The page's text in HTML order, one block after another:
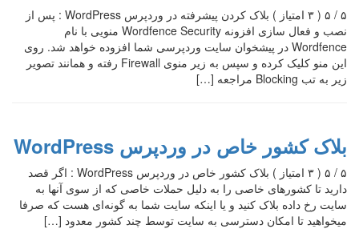
۵ / ۵ ( ۳ امتیاز ) بلاک کردن پیشرفته در وردپرس WordPress : پس از
نصب و فعال سازی افزونه Wordfence Security منویی با نام
Wordfence در پیشخوان سایت وردپرسی شما افزوده خواهد شد. روی
این منو کلیک کرده و سپس به زیر منوی Firewall رفته و همانند تصویر
زیر به تب Blocking مراجعه […]
بلاک کشور خاص در وردپرس WordPress
۵ / ۵ ( ۳ امتیاز ) بلاک کشور خاص در وردپرس WordPress : اگر قصد
دارید تا کشورهای خاصی را به دلیل حملات خاصی که از سوی آنها به
سایت رخ داده بلاک کنید و یا اینکه سایت شما به گونه‌ای هست که صرفا
میخواهید تا امکان دسترسی به سایت توسط چند کشور معدود […]